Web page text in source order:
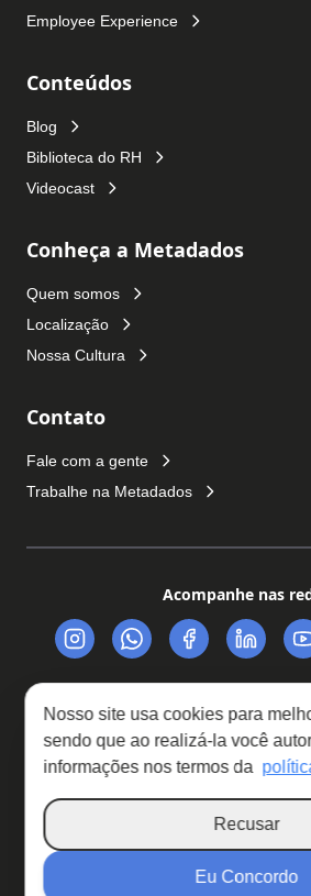
Nosso site usa cookies para
sendo que ao realizá-la você
informações nos termos da
Recusar
Eu Concordo
Employee Experience
Conteúdos
Blog
Biblioteca do RH
Videocast
Conheça a Metadados
Quem somos
Localização
Nossa Cultura
Contato
Fale com a gente
Trabalhe na Metadados
Acompanhe nas
Trabalhe Conosco
Política de
Relatório de Transparência Salarial
Copyright © 2026 · Metadados © Todos os
Metadados Assessoria e Sistemas Ltda -